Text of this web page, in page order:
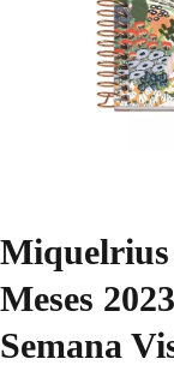
Miquelrius
Meses
Semana